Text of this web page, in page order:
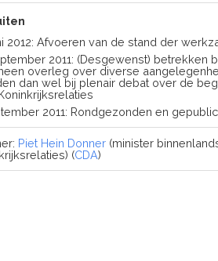
2012: Afvoeren van de stand der
2011: (Desgewenst) betrekken
overleg over diverse
dan wel bij plenair debat over de
2011: Rondgezonden en
Piet Hein Donner(minister
(CDA)